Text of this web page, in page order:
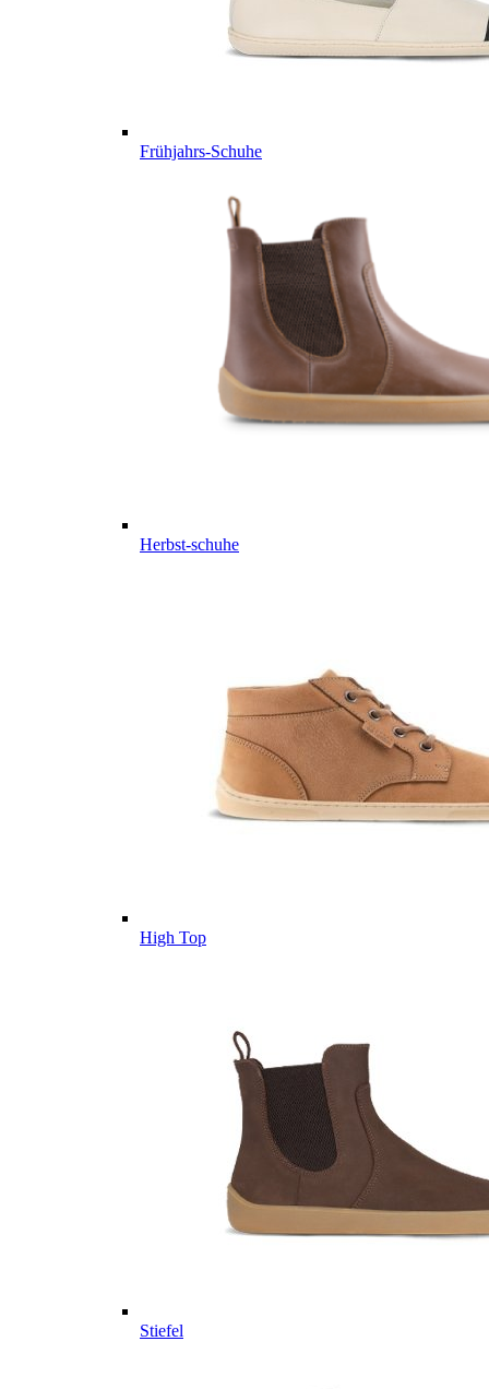
Frühjahrs-Schuhe
Herbst-schuhe
High Top
Stiefel